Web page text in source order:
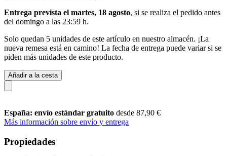
Entrega prevista el martes, 18 agosto, si se realiza el pedido antes
del domingo a las 23:59 h.
Solo quedan 5 unidades de este artículo en nuestro almacén. ¡La
nueva remesa está en camino! La fecha de entrega puede variar si se
piden más unidades de este producto.
Añadir a la cesta
España: envío estándar gratuito desde 87,90 €
Más información sobre envío y entrega
Propiedades